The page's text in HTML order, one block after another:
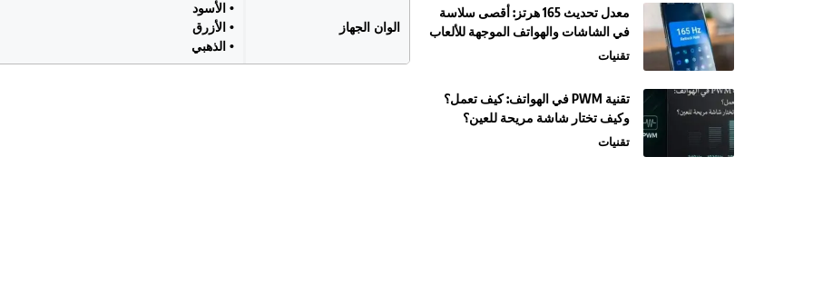
الوان الجهاز
• الأسود
• الأزرق
• الذهبي
معدل تحديث 165 هرتز: أقصى سلاسة
في الشاشات والهواتف الموجهة للألعاب
تقنيات
تقنية PWM في الهواتف: كيف تعمل؟
وكيف تختار شاشة مريحة للعين؟
تقنيات